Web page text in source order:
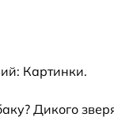
Картинки.
Дикого